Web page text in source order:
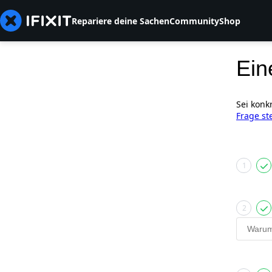
Repariere deine SachenCommunityShop
Sei
Frage
1
2